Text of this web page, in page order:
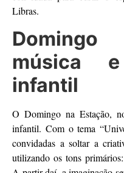
Libras.
música
infantil
O Domingo na Estação,
infantil. Com o tema
convidadas a soltar a
utilizando os tons